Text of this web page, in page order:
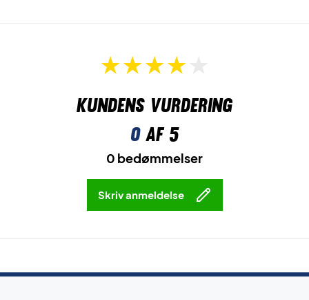
Kundens vurdering
0af 5
0 bedømmelser
Skriv anmeldelse